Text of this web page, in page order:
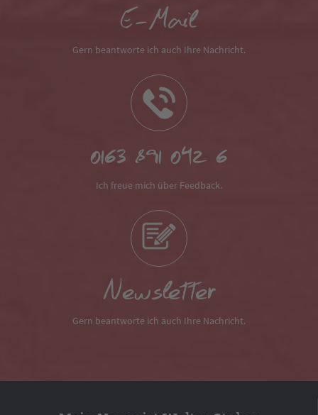
E-Mail
Gern beantworte ich auch Ihre Nachricht.
0163 891 042 6
Ich freue mich über Feedback.
Newsletter
Gern beantworte ich auch Ihre Nachricht.